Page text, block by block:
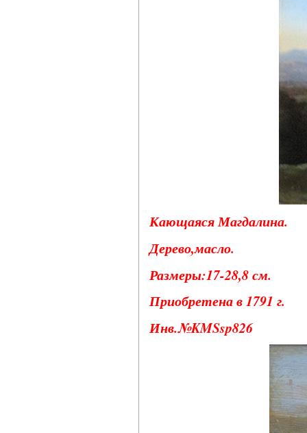
Кающаяся Магдалина.
Дерево,масло.
Размеры:17-28,8 см.
Приобретена в 1791 г.
Инв.№KMSsp826